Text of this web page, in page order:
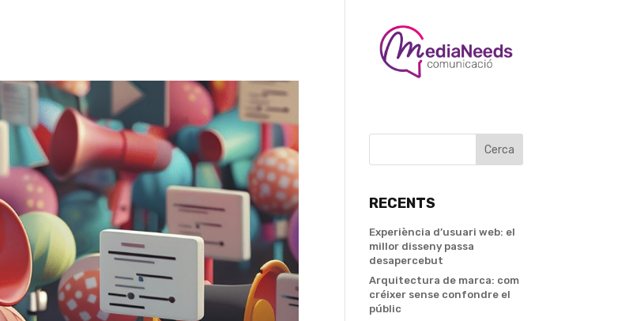
RECENTS
Experiència d’usuari web: el
millor disseny passa
desapercebut
Arquitectura de marca: com
créixer sense confondre el
públic